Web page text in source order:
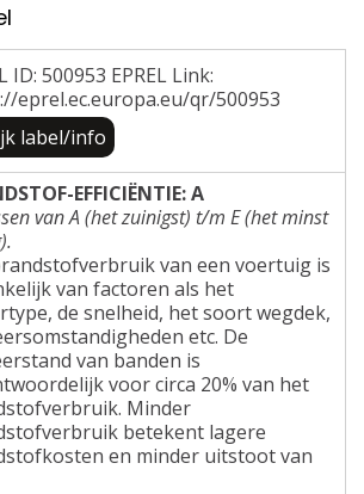
ID: 500953 EPREL Link:
eprel.ec.europa.eu/qr/500953
label/info
EFFICIËNTIE: A
van A (het zuinigst) t/m E (het minst
van een voertuig is
van factoren als het
de snelheid, het soort wegdek,
etc. De
van banden is
voor circa 20% van het
Minder
betekent lagere
en minder uitstoot van